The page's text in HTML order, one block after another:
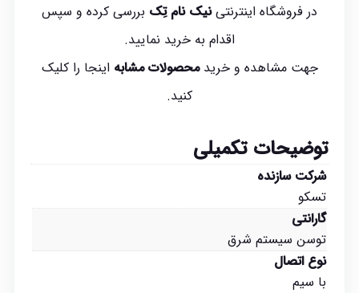
در فروشگاه اینترنتینیک نام تِک بررسی کرده و سپس
اقدام به خرید نمایید.
جهت مشاهده و خریدمحصولات مشابه اینجا را کلیک
کنید.
توضیحات تکمیلی
شرکت سازنده
تسکو
گارانتی
توسن سیستم شرق
نوع اتصال
با سیم